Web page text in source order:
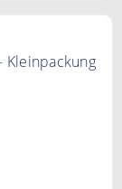
Kleinpackung
Sie